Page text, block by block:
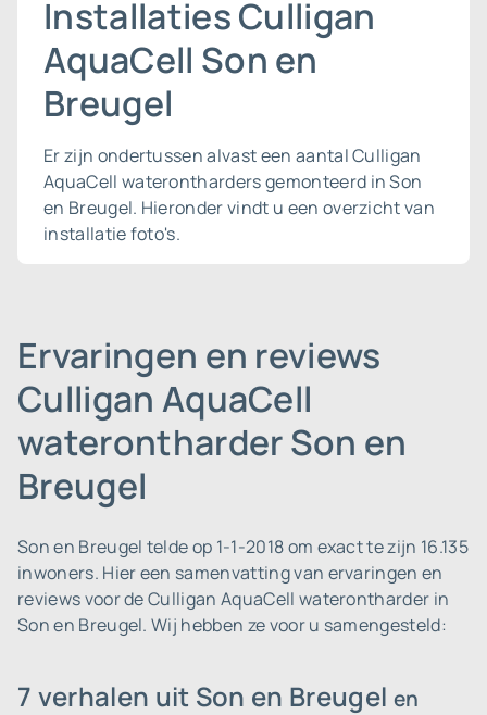
Installaties Culligan
AquaCell Son en
Breugel
Er zijn ondertussen alvast een aantal Culligan
AquaCell waterontharders gemonteerd in Son
en Breugel. Hieronder vindt u een overzicht van
installatie foto's.
Ervaringen en reviews
Culligan AquaCell
waterontharder Son en
Breugel
Son en Breugel telde op 1-1-2018 om exact te zijn 16.135
inwoners. Hier een samenvatting van ervaringen en
reviews voor de Culligan AquaCell waterontharder in
Son en Breugel. Wij hebben ze voor u samengesteld:
7 verhalen uit Son en Breugel en